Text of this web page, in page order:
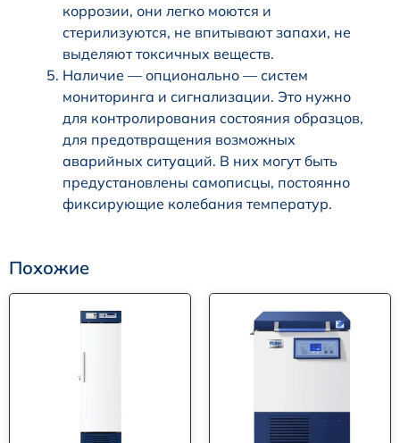
коррозии, они легко моются и
стерилизуются, не впитывают запахи, не
выделяют токсичных веществ.
Наличие — опционально — систем
мониторинга и сигнализации. Это нужно
для контролирования состояния образцов,
для предотвращения возможных
аварийных ситуаций. В них могут быть
предустановлены самописцы, постоянно
фиксирующие колебания температур.
Похожие